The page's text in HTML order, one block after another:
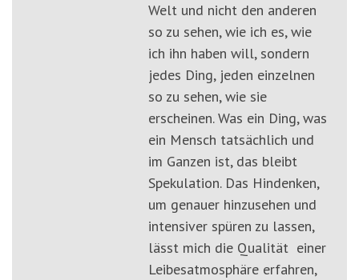
Welt und nicht den anderen
so zu sehen, wie ich es, wie
ich ihn haben will, sondern
jedes Ding, jeden einzelnen
so zu sehen, wie sie
erscheinen. Was ein Ding, was
ein Mensch tatsächlich und
im Ganzen ist, das bleibt
Spekulation. Das Hindenken,
um genauer hinzusehen und
intensiver spüren zu lassen,
lässt mich die Qualität einer
Leibesatmosphäre erfahren,